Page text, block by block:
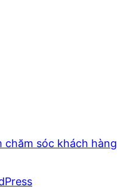
chăm sóc khách hàng